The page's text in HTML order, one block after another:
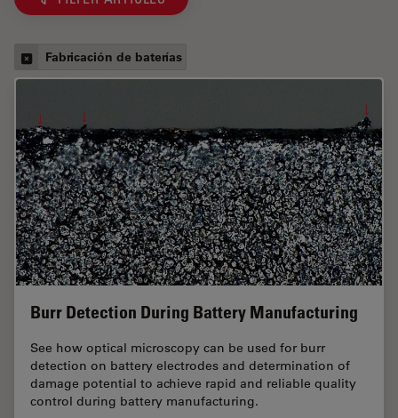
Fabricación de baterías
Burr Detection During Battery Manufacturing
See how optical microscopy can be used for burr
detection on battery electrodes and determination of
damage potential to achieve rapid and reliable quality
control during battery manufacturing.